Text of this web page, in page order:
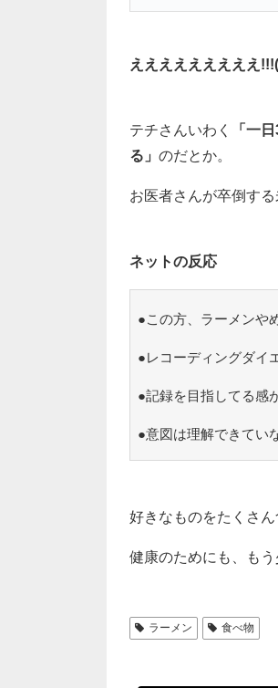
えええええええええ
テチさんいわく
「一
る」 のだとか。
お医者さんが卒倒す
ネットの反応
●この方、ラーメンや
●レコーディングダイ
●記録を目指してる感
●意図は理解できてい
好きなものをたくさ
健康のためにも、も
ラーメン 食べ物